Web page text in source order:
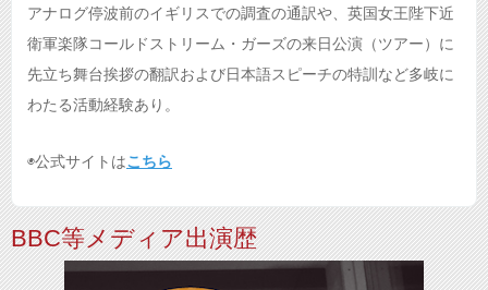
アナログ停波前のイギリスでの調査の通訳や、英国女王陛下近
衛軍楽隊コールドストリーム・ガーズの来日公演（ツアー）に
先立ち舞台挨拶の翻訳および日本語スピーチの特訓など多岐に
わたる活動経験あり。
◉公式サイトはこちら
BBC等メディア出演歴